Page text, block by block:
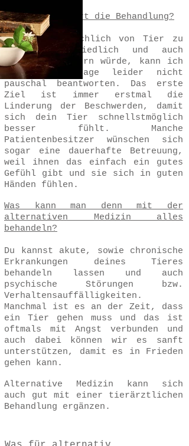
Wie lange dauert die Behandlung?
Das ist tatsächlich von Tier zu
Tier unterschiedlich und auch
wenn ich es gern würde, kann ich
dir diese Frage leider nicht
pauschal beantworten. Das erste
Ziel ist immer erstmal die
Linderung der Beschwerden, damit
sich dein Tier schnellstmöglich
besser fühlt. Manche
Patientenbesitzer wünschen sich
sogar eine dauerhafte Betreuung,
weil ihnen das einfach ein gutes
Gefühl gibt und sie sich in guten
Händen fühlen.
Was kann man denn mit der
alternativen Medizin alles
behandeln?
Du kannst akute, sowie chronische
Erkrankungen deines Tieres
behandeln lassen und auch
psychische Störungen bzw.
Verhaltensauffälligkeiten.
Manchmal ist es an der Zeit, dass
ein Tier gehen muss und das ist
oftmals mit Angst verbunden und
auch dabei können wir es sanft
unterstützen, damit es in Frieden
gehen kann.
Alternative Medizin kann sich
auch gut mit einer tierärztlichen
Behandlung ergänzen.